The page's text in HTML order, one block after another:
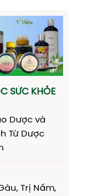
SỨC KHỎE
Dược và
Từ Dược
Trị Nầm,